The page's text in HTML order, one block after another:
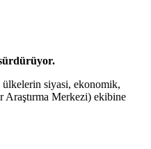
ülkelerin siyasi, ekonomik,
Araştırma Merkezi) ekibine